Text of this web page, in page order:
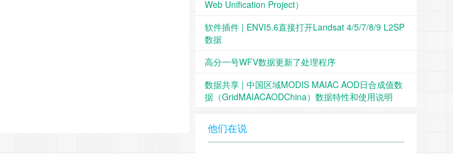
Web Unification Project）
软件插件 | ENVI5.6直接打开Landsat 4/5/7/8/9 L2SP
数据
高分一号WFV数据更新了处理程序
数据共享 | 中国区域MODIS MAIAC AOD日合成值数
据（GridMAIACAODChina）数据特性和使用说明
他们在说